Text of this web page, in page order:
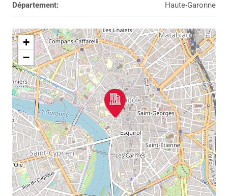
Département: Haute-Garonne
+
−